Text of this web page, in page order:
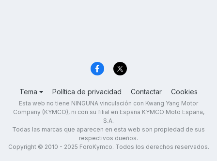
Tema Política de privacidad Contactar Cookies
Esta web no tiene NINGUNA vinculación con Kwang Yang Motor
Company (KYMCO), ni con su filial en España KYMCO Moto España,
S.A.
Todas las marcas que aparecen en esta web son propiedad de sus
respectivos dueños.
Copyright © 2010 - 2025 ForoKymco. Todos los derechos reservados.